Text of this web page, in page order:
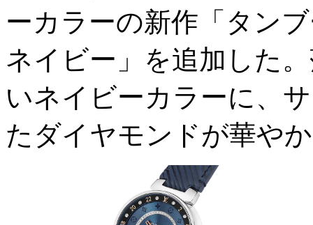
ーカラーの新作「タン
ネイビー」を追加した
いネイビーカラーに、
たダイヤモンドが華や